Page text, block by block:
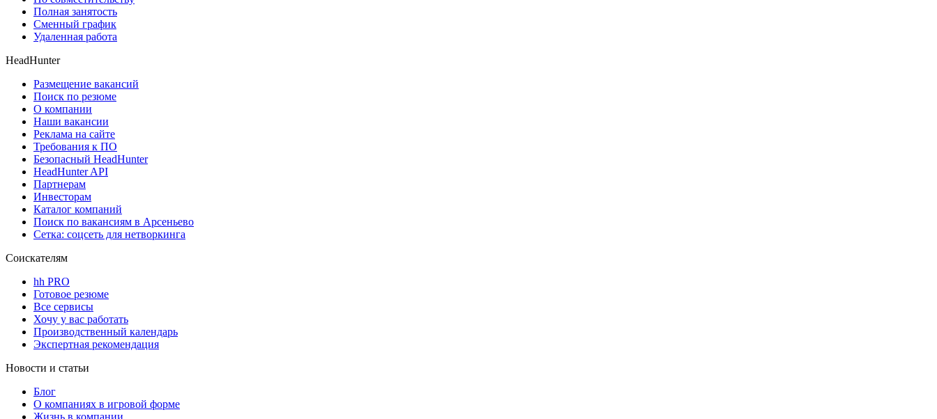
Полная занятость
Сменный график
Удаленная работа
HeadHunter
Размещение вакансий
Поиск по резюме
О компании
Наши вакансии
Реклама на сайте
Требования к ПО
Безопасный HeadHunter
HeadHunter API
Партнерам
Инвесторам
Каталог компаний
Поиск по вакансиям в Арсеньево
Сетка: соцсеть для нетворкинга
Соискателям
hh PRO
Готовое резюме
Все сервисы
Хочу у вас работать
Производственный календарь
Экспертная рекомендация
Новости и статьи
Блог
О компаниях в игровой форме